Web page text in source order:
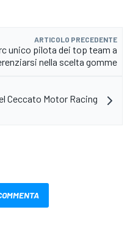
ARTICOLO PRECEDENTE
unico pilota dei top team a
nella scelta gomme
Ceccato Motor Racing